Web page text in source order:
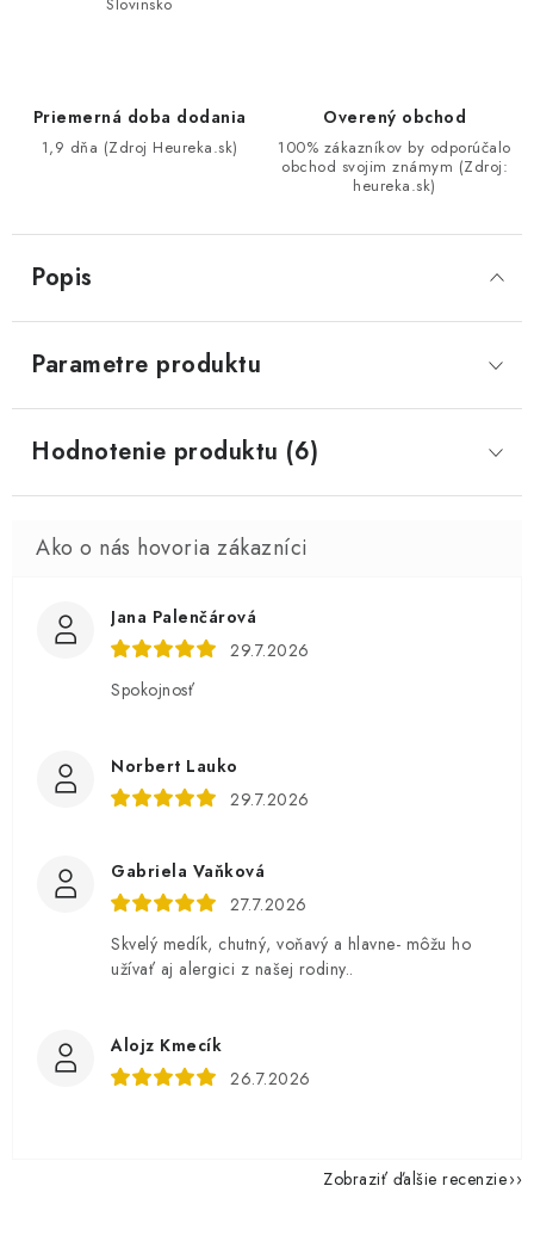
Priemerná doba dodania
1,9 dňa (Zdroj Heureka.sk)
Overený obchod
100% zákazníkov by odporúčalo
obchod svojim známym (Zdroj:
heureka.sk)
Popis
Parametre produktu
Hodnotenie produktu (6)
Jana Palenčárová
29.7.2026
Spokojnosť
Norbert Lauko
29.7.2026
Gabriela Vaňková
27.7.2026
Skvelý medík, chutný, voňavý a hlavne- môžu ho
užívať aj alergici z našej rodiny..
Alojz Kmecík
26.7.2026
Zobraziť ďalšie recenzie